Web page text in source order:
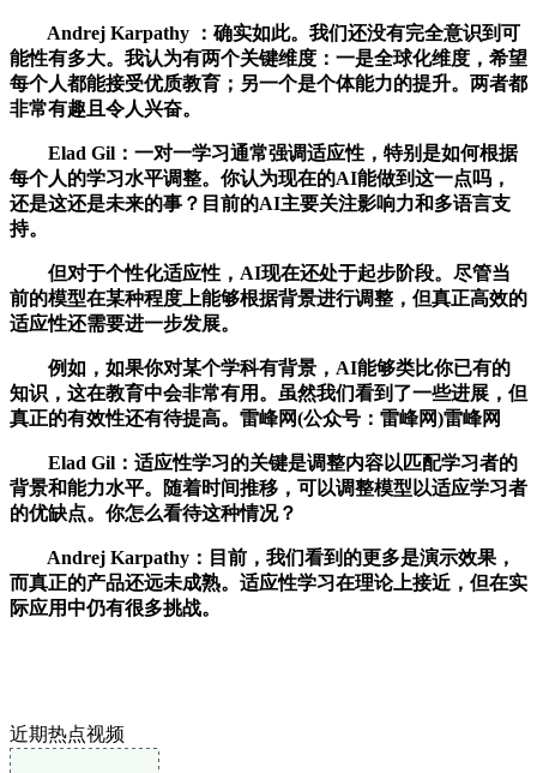
Andrej Karpathy ：确实如此。我们还没有完全意识到可
能性有多大。我认为有两个关键维度：一是全球化维度，希望
每个人都能接受优质教育；另一个是个体能力的提升。两者都
非常有趣且令人兴奋。
Elad Gil：一对一学习通常强调适应性，特别是如何根据
每个人的学习水平调整。你认为现在的AI能做到这一点吗，
还是这还是未来的事？目前的AI主要关注影响力和多语言支
持。
但对于个性化适应性，AI现在还处于起步阶段。尽管当
前的模型在某种程度上能够根据背景进行调整，但真正高效的
适应性还需要进一步发展。
例如，如果你对某个学科有背景，AI能够类比你已有的
知识，这在教育中会非常有用。虽然我们看到了一些进展，但
真正的有效性还有待提高。雷峰网(公众号：雷峰网)雷峰网
Elad Gil：适应性学习的关键是调整内容以匹配学习者的
背景和能力水平。随着时间推移，可以调整模型以适应学习者
的优缺点。你怎么看待这种情况？
Andrej Karpathy：目前，我们看到的更多是演示效果，
而真正的产品还远未成熟。适应性学习在理论上接近，但在实
际应用中仍有很多挑战。
近期热点视频